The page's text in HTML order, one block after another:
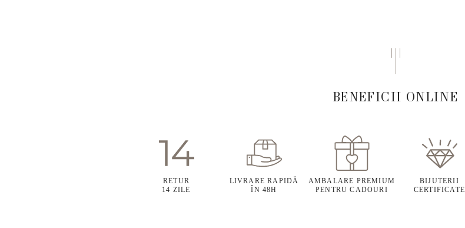
BENEFICII ONLINE
RETUR
14 ZILE
LIVRARE RAPIDĂ
ÎN 48H
AMBALARE PREMIUM
PENTRU CADOURI
BIJUTERII
CERTIFICATE